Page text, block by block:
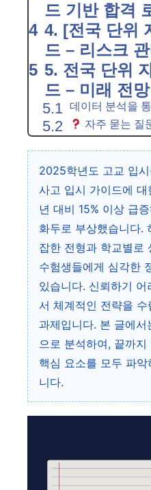
드 기반 합격
4. [전국 단위
드 – 리스크
5. 전국 단위
드 – 미래 전
데이터 분석을
자주 묻는 질
2025학년도 고교 입
사고 입시 가이드에
년 대비 15% 이상 급
화두로 부상했습니다.
잡한 전형과 학교별로
수험생들에게 심각한
있습니다. 신뢰하기
서 체계적인 전략을
과제입니다. 본 글에
으로 분석하여, 끝까
핵심 요소를 모두 파
니다.